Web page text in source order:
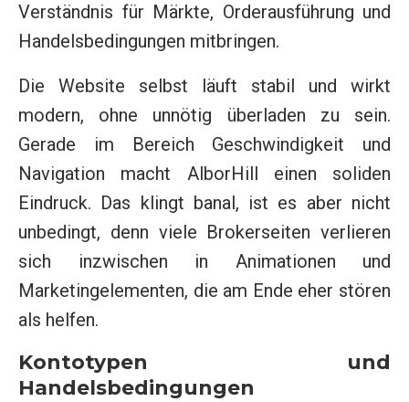
Verständnis für Märkte, Orderausführung und
Handelsbedingungen mitbringen.
Die Website selbst läuft stabil und wirkt
modern, ohne unnötig überladen zu sein.
Gerade im Bereich Geschwindigkeit und
Navigation macht AlborHill einen soliden
Eindruck. Das klingt banal, ist es aber nicht
unbedingt, denn viele Brokerseiten verlieren
sich inzwischen in Animationen und
Marketingelementen, die am Ende eher stören
als helfen.
Kontotypen und
Handelsbedingungen